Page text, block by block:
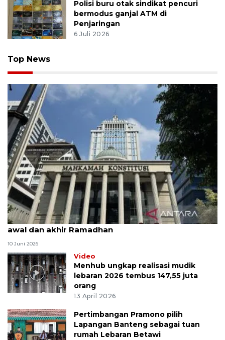
Polisi buru otak sindikat pencuri
bermodus ganjal ATM di
Penjaringan
6 Juli 2026
Top News
MK uji materi UU Peradilan Agama perihal isbat
awal dan akhir Ramadhan
10 Juni 2026
Video
Menhub ungkap realisasi mudik
lebaran 2026 tembus 147,55 juta
orang
13 April 2026
Pertimbangan Pramono pilih
Lapangan Banteng sebagai tuan
rumah Lebaran Betawi